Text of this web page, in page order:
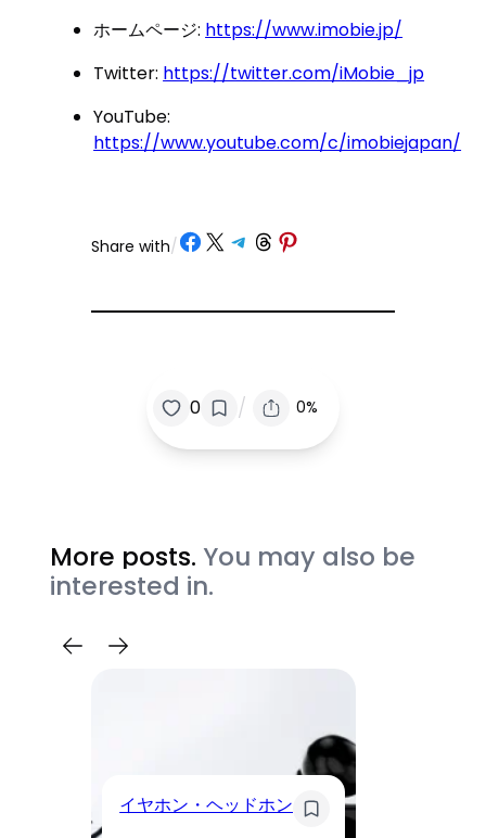
ホームページ: https://www.imobie.jp/
Twitter: https://twitter.com/iMobie_jp
YouTube:
https://www.youtube.com/c/imobiejapan/
Share with/ Share on Facebook
Share on X Share on Telegram
Share on Threads
Share on Pinterest
0 / 0%
More posts. You may also be
interested in.
イヤホン・ヘッドホン